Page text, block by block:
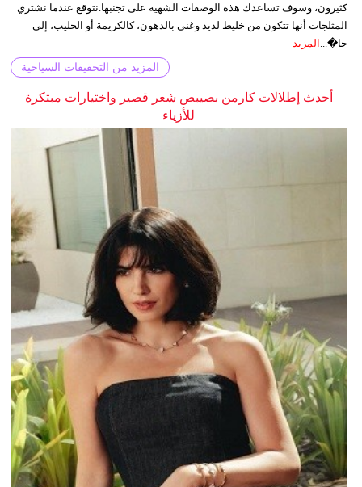
كثيرون، وسوف تساعدك هذه الوصفات الشهية على تجنبها.نتوقع عندما نشتري
المثلجات أنها تتكون من خليط لذيذ وغني بالدهون، كالكريمة أو الحليب، إلى
جا�...
المزيد
المزيد من التحقيقات السياحية
أحدث إطلالات كارمن بصيبص شعر قصير واختيارات مبتكرة
للأزياء